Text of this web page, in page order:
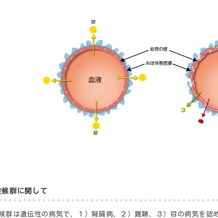
群に関して
群は遺伝性の病気で、１）腎臓病、２）難聴、３）目の病気を